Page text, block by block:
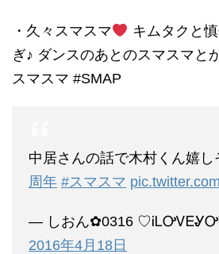
・久々スマスマ
キムタクと
ぎ♪ ダンスのあとのスマスマと
スマスマ #SMAP
中居さんの話で木村くん嬉し
周年 #スマスマ
— しおん✿0316
2016年4月18日